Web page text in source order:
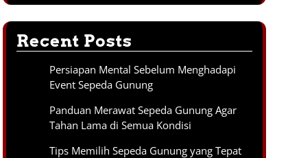
Recent Posts
Persiapan Mental Sebelum Menghadapi
Event Sepeda Gunung
Panduan Merawat Sepeda Gunung Agar
Tahan Lama di Semua Kondisi
Tips Memilih Sepeda Gunung yang Tepat